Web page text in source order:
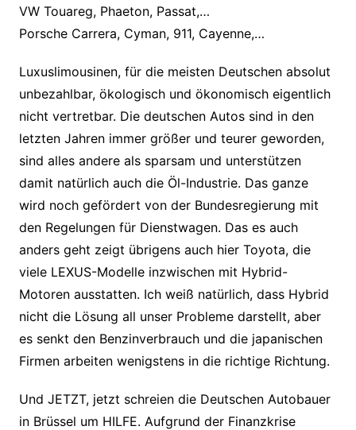
VW Touareg, Phaeton, Passat,…
Porsche Carrera, Cyman, 911, Cayenne,…
Luxuslimousinen, für die meisten Deutschen absolut
unbezahlbar, ökologisch und ökonomisch eigentlich
nicht vertretbar. Die deutschen Autos sind in den
letzten Jahren immer größer und teurer geworden,
sind alles andere als sparsam und unterstützen
damit natürlich auch die Öl-Industrie. Das ganze
wird noch gefördert von der Bundesregierung mit
den Regelungen für Dienstwagen. Das es auch
anders geht zeigt übrigens auch hier Toyota, die
viele LEXUS-Modelle inzwischen mit Hybrid-
Motoren ausstatten. Ich weiß natürlich, dass Hybrid
nicht die Lösung all unser Probleme darstellt, aber
es senkt den Benzinverbrauch und die japanischen
Firmen arbeiten wenigstens in die richtige Richtung.
Und JETZT, jetzt schreien die Deutschen Autobauer
in Brüssel um HILFE. Aufgrund der Finanzkrise